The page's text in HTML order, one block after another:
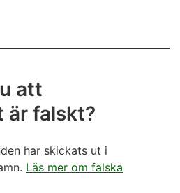
att
är falskt?
har skickats ut i
Läs mer om falska